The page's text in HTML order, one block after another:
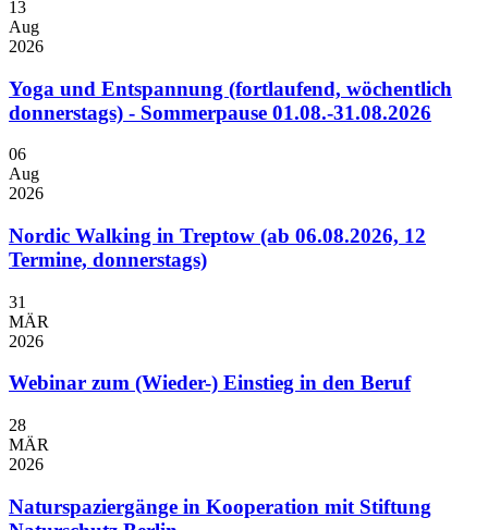
13
Aug
2026
Yoga und Entspannung (fortlaufend, wöchentlich
donnerstags) - Sommerpause 01.08.-31.08.2026
06
Aug
2026
Nordic Walking in Treptow (ab 06.08.2026, 12
Termine, donnerstags)
31
MÄR
2026
Webinar zum (Wieder-) Einstieg in den Beruf
28
MÄR
2026
Naturspaziergänge in Kooperation mit Stiftung